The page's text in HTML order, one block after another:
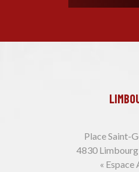
Place Saint-
4830
« Espace